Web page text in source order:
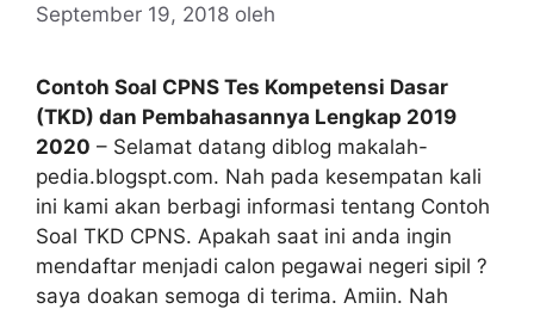
September 19, 2018 oleh
Contoh Soal CPNS Tes Kompetensi Dasar
(TKD) dan Pembahasannya Lengkap 2019
2020 – Selamat datang diblog makalah-
pedia.blogspt.com. Nah pada kesempatan kali
ini kami akan berbagi informasi tentang Contoh
Soal TKD CPNS. Apakah saat ini anda ingin
mendaftar menjadi calon pegawai negeri sipil ?
saya doakan semoga di terima. Amiin. Nah